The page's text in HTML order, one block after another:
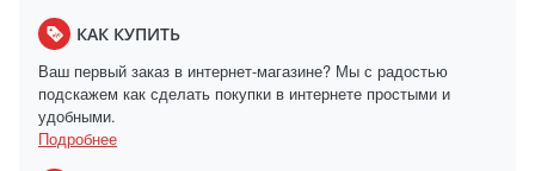
КАК КУПИТЬ
Ваш первый заказ в интернет-магазине? Мы с радостью
подскажем как сделать покупки в интернете простыми и
удобными.
Подробнее